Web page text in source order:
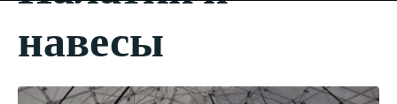
навесы